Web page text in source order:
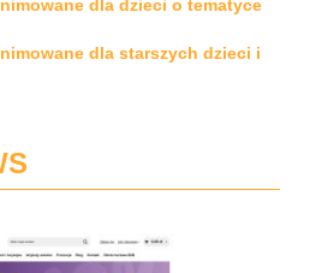
dla dzieci o tematyce
dla starszych dzieci i